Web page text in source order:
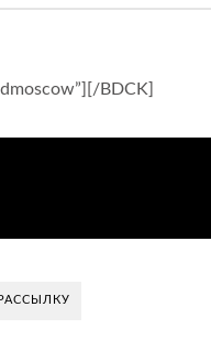
BDCK]